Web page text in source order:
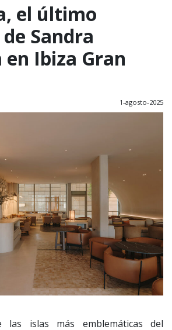
el último
Sandra
Ibiza Gran
1-agosto-2025
islas más emblemáticas del